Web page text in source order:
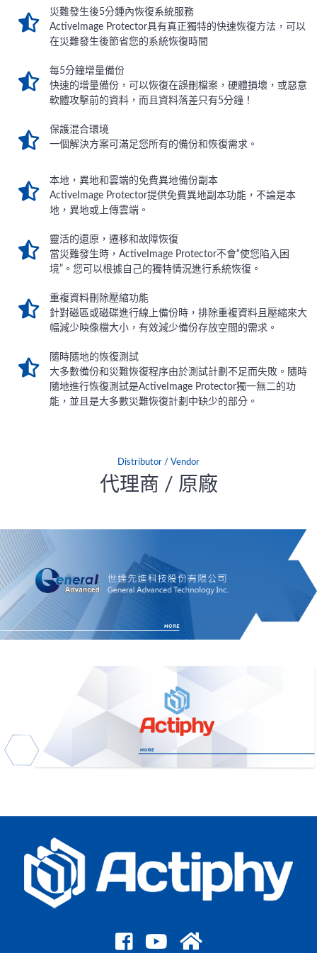
災難發生後5分鍾內恢復系統服務
ActiveImage Protector具有真正獨特的快速恢復方法，可以
在災難發生後節省您的系統恢復時間
每5分鐘增量備份
快速的增量備份，可以恢復在誤刪檔案，硬體損壞，或惡意
軟體攻擊前的資料，而且資料落差只有5分鐘！
保護混合環境
一個解決方案可滿足您所有的備份和恢復需求。
本地，異地和雲端的免費異地備份副本
ActiveImage Protector提供免費異地副本功能，不論是本
地，異地或上傳雲端。
靈活的還原，遷移和故障恢復
當災難發生時，ActiveImage Protector不會“使您陷入困
境”。您可以根據自己的獨特情況進行系統恢復。
重複資料刪除壓縮功能
針對磁區或磁碟進行線上備份時，排除重複資料且壓縮來大
幅減少映像檔大小，有效減少備份存放空間的需求。
隨時隨地的恢復測試
大多數備份和災難恢復程序由於測試計劃不足而失敗。隨時
隨地進行恢復測試是ActiveImage Protector獨一無二的功
能，並且是大多數災難恢復計劃中缺少的部分。
Distributor / Vendor
代理商 / 原廠